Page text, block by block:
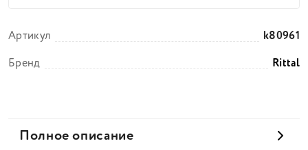
Артикул
k80961
Бренд
Rittal
Полное описание